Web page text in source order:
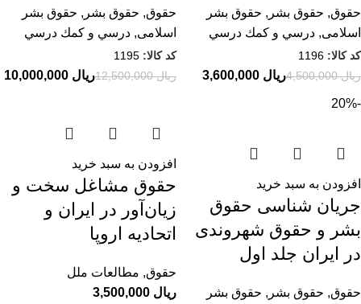
حقوق, حقوق بشر , حقوق بشر
اسلامی, درسي و كمك درسي
کد کالا: 1196
ریال4,500,000 ریال
حقوق, حقوق بشر , حقوق بشر
اسلامی, درسي و كمك درسي
کد کالا: 1195
ریال12,500,000 ریال
-20%
افزودن به سبد خرید
جریان شناسی حقوق
بشر و حقوق شهروندی
در ایران جلد اول
حقوق, حقوق بشر , حقوق بشر
افزودن به سبد خرید
حقوق مشاغل سخت‌ و
زیان‌آور در ایران و
اتحادیه اروپا
حقوق, مطالعات ملل
ریال